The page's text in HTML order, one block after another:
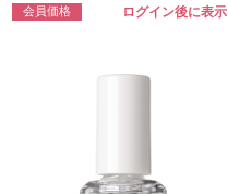
会員価格 ログイン後に表示